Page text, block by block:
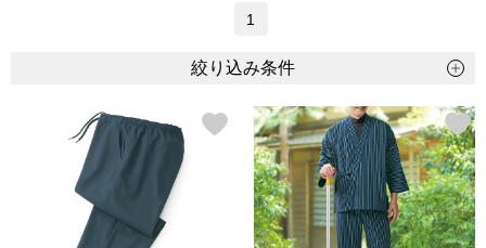
ダーウェア その他
トップス
1
絞り込み条件